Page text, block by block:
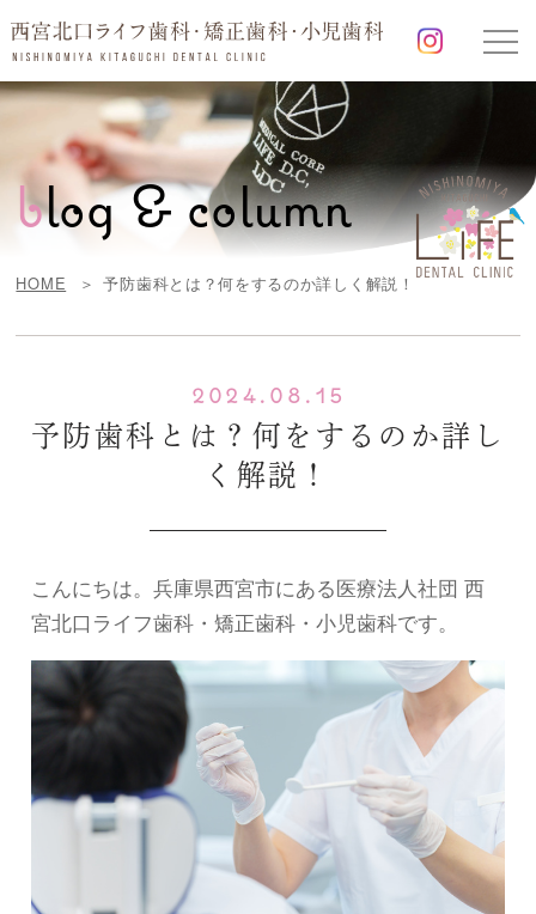
blog & column
HOME 予防歯科とは？何をするのか詳しく解説！
2024.08.15
予防歯科とは？何をするのか詳し
く解説！
こんにちは。兵庫県西宮市にある医療法人社団 西
宮北口ライフ歯科・矯正歯科・小児歯科です。